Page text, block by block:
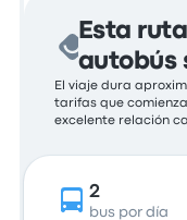
Esta
autobús
El viaje dura
tarifas que
excelente relación
2
bus por día